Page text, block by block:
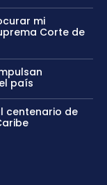
mi
Corte de
país
centenario de